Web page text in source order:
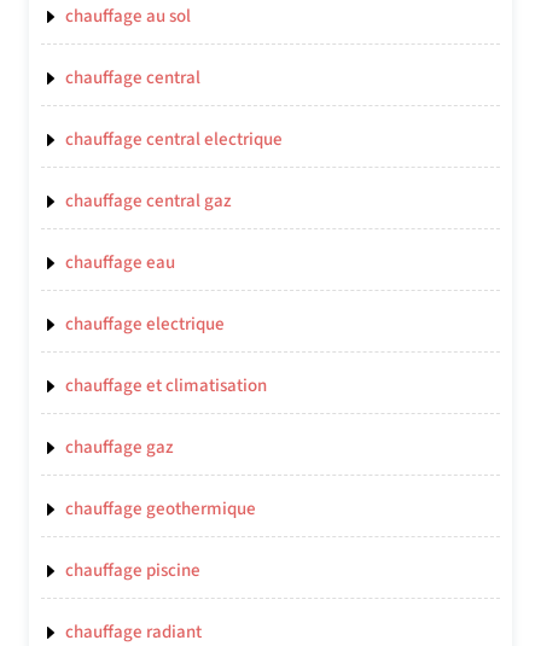
chauffage au sol
chauffage central
chauffage central electrique
chauffage central gaz
chauffage eau
chauffage electrique
chauffage et climatisation
chauffage gaz
chauffage geothermique
chauffage piscine
chauffage radiant